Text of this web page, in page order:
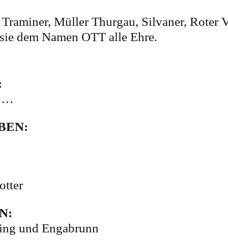
Müller Thurgau, Silvaner, Roter
dem Namen OTT alle Ehre.
…
und Engabrunn